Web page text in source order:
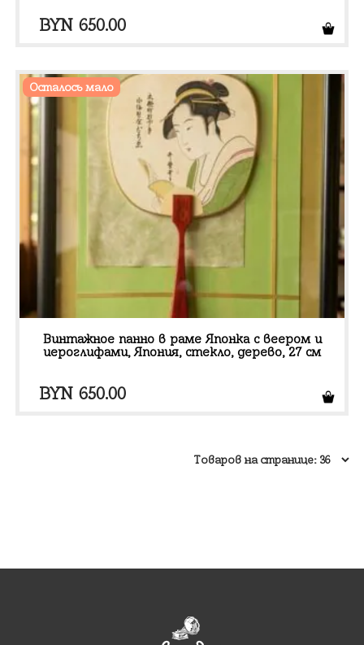
BYN 650.00
Осталось мало
Винтажное панно в раме Японка с веером и
иероглифами, Япония, стекло, дерево, 27 см
BYN 650.00